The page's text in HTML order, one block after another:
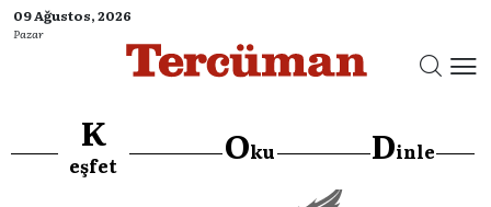
09 Ağustos, 2026
Pazar
K
eşfet Oku Dinle